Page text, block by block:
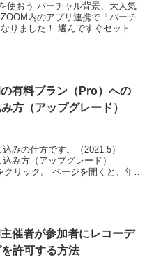
景、大人気
内のアプリ連携で「バーチ
ですぐセットで
有料プラン（Pro）への
方（アップグレード）
みの仕方です。（2021.5）
み方（アップグレード）
を開くと、年払
催者が参加者にレコーデ
を許可する方法